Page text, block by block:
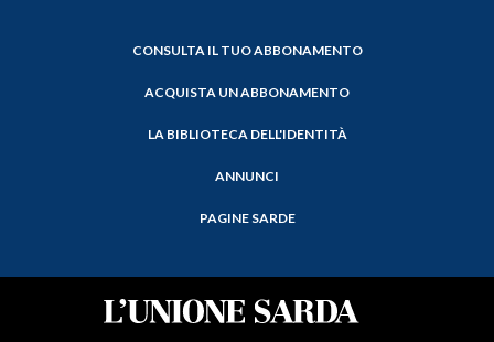
CONSULTA IL TUO ABBONAMENTO
ACQUISTA UN ABBONAMENTO
LA BIBLIOTECA DELL'IDENTITÀ
ANNUNCI
PAGINE SARDE